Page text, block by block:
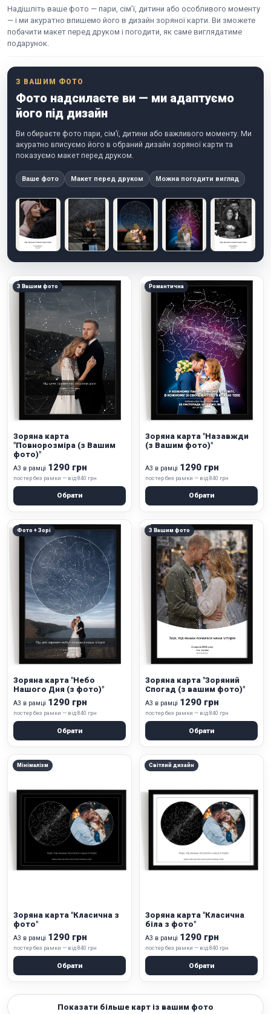
Надішліть ваше фото — пари, сім’ї, дитини або особливого моменту
— і ми акуратно впишемо його в дизайн зоряної карти. Ви зможете
побачити макет перед друком і погодити, як саме виглядатиме
подарунок.
З ВАШИМ ФОТО
Фото надсилаєте ви — ми адаптуємо
його під дизайн
Ви обираєте фото пари, сім’ї, дитини або важливого моменту. Ми
акуратно вписуємо його в обраний дизайн зоряної карти та
показуємо макет перед друком.
Ваше фото Макет перед друком Можна погодити вигляд
З Вашим фото
Зоряна карта
"Повнорозміра (з Вашим
фото)"
А3 в рамці 1290 грн
постер без рамки — від 840 грн
Обрати
Романтична
Зоряна карта "Назавжди
(з Вашим фото)"
А3 в рамці 1290 грн
постер без рамки — від 840 грн
Обрати
Фото + Зорі
Зоряна карта "Небо
Нашого Дня (з фото)"
А3 в рамці 1290 грн
постер без рамки — від 840 грн
Обрати
З Вашим фото
Зоряна карта "Зоряний
Спогад (з вашим фото)"
А3 в рамці 1290 грн
постер без рамки — від 840 грн
Обрати
Мінімалізм
Зоряна карта "Класична з
фото"
А3 в рамці 1290 грн
постер без рамки — від 840 грн
Обрати
Світлий дизайн
Зоряна карта "Класична
біла з фото"
А3 в рамці 1290 грн
постер без рамки — від 840 грн
Обрати
Показати більше карт із вашим фото